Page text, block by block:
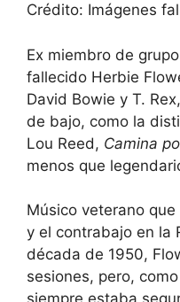
Crédito: Imágenes
Ex miembro de
fallecido Herbie
David Bowie y T.
de bajo, como la
Lou Reed, Camina
menos que
Músico veterano
y el contrabajo en la
década de 1950,
sesiones, pero,